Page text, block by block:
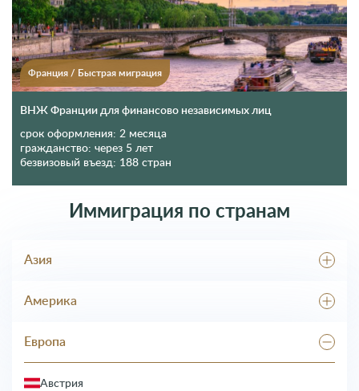
Франция / Быстрая миграция
ВНЖ Франции для финансово независимых лиц
срок оформления: 2 месяца
гражданство: через 5 лет
безвизовый въезд: 188 стран
Иммиграция по странам
Азия
Грузия
Корея
Таджикистан
Америка
Доминика
Доминикана
Канада
Европа
Австрия